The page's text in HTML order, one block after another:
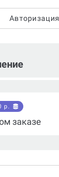
Авторизация
р.
заказе